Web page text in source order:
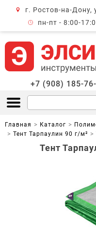
г. Ростов-на-
пн-пт - 8:00-
+7 (908) 185-
Открыть меню
Главная Каталог
Тент Тарпаулин 90 г/м²
Тент